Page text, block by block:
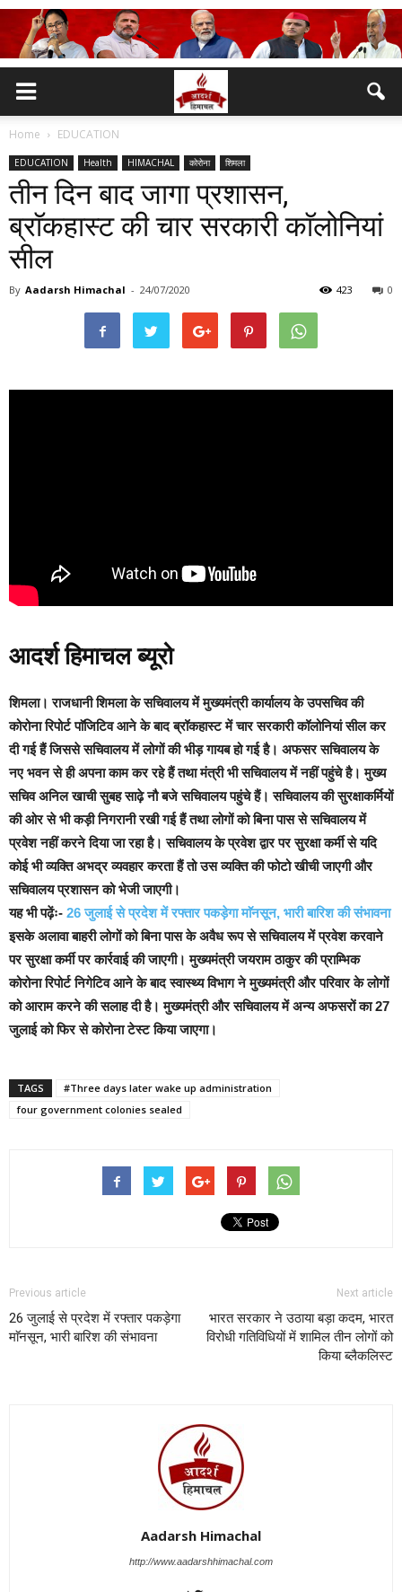
Home EDUCATION
EDUCATION Health HIMACHAL कोरोना शिमला
तीन दिन बाद जागा प्रशासन,
ब्राॅकहास्ट की चार सरकारी काॅलोनियां
सील
By Aadarsh Himachal - 24/07/2020 0
423
आदर्श हिमाचल ब्यूरो
शिमला। राजधानी शिमला के सचिवालय में मुख्यमंत्री कार्यालय के उपसचिव की
कोरोना रिपोर्ट पाॅजिटिव आने के बाद ब्रॉकहास्ट में चार सरकारी कॉलोनियां सील कर
दी गई हैं जिससे सचिवालय में लोगों की भीड़ गायब हो गई है। अफसर सचिवालय के
नए भवन से ही अपना काम कर रहे हैं तथा मंत्री भी सचिवालय में नहीं पहुंचे है। मुख्य
सचिव अनिल खाची सुबह साढ़े नौ बजे सचिवालय पहुंचे हैं। सचिवालय की सुरक्षाकर्मियों
की ओर से भी कड़ी निगरानी रखी गई हैं तथा लोगों को बिना पास से सचिवालय में
प्रवेश नहीं करने दिया जा रहा है। सचिवालय के प्रवेश द्वार पर सुरक्षा कर्मी से यदि
कोई भी व्यक्ति अभद्र व्यवहार करता हैं तो उस व्यक्ति की फोटो खीची जाएगी और
सचिवालय प्रशासन को भेजी जाएगी।
यह भी पढ़ेंः- 26 जुलाई से प्रदेश में रफ्तार पकड़ेगा माॅनसून, भारी बारिश की संभावना
इसके अलावा बाहरी लोगों को बिना पास के अवैध रूप से सचिवालय में प्रवेश करवाने
पर सुरक्षा कर्मी पर कार्रवाई की जाएगी। मुख्यमंत्री जयराम ठाकुर की प्राम्भिक
कोरोना रिपोर्ट निगेटिव आने के बाद स्वास्थ्य विभाग ने मुख्यमंत्री और परिवार के लोगों
को आराम करने की सलाह दी है।मुख्यमंत्री और सचिवालय में अन्य अफसरों का 27
जुलाई को फिर से कोरोना टेस्ट किया जाएगा।
TAGS
#Three days later wake up administration
four government colonies sealed
Previous article
26 जुलाई से प्रदेश में रफ्तार पकड़ेगा
माॅनसून, भारी बारिश की संभावना
Next article
भारत सरकार ने उठाया बड़ा कदम, भारत
विरोधी गतिविधियों में शामिल तीन लोगों को
किया ब्लैकलिस्ट
Aadarsh Himachal
http://www.aadarshhimachal.com